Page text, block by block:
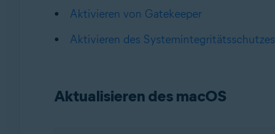
Apple macOS 10.13.x (High Sierra)
Aktivieren von Gatekeeper
Aktivieren des Systemintegritätsschutzes
Aktualisieren des macOS